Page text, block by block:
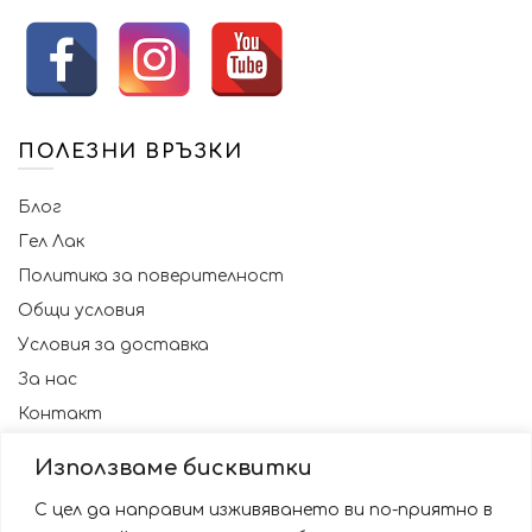
Използваме бисквитки
С цел да направим изживяването ви по-приятно в
ПОЛЕЗНИ ВРЪЗКИ
Блог
Гел Лак
Политика за поверителност
Общи условия
Условия за доставка
За нас
Контакт